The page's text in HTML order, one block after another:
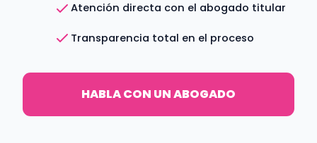
Atención directa con el abogado titular
Transparencia total en el proceso
HABLA CON UN ABOGADO